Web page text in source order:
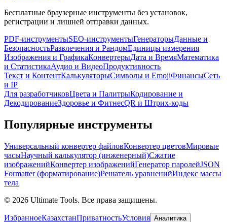
Бесплатные браузерные инструменты без установок,
регистрации и лишней отправки данных.
PDF-инструментыSEO-инструментыГенераторыДанные и
БезопасностьРазвлечения и РандомЕдиницы измерения
Изображения и ГрафикаКонвертерыДата и ВремяМатематика
и СтатистикаАудио и ВидеоПродуктивность
Текст и КонтентКалькуляторыСимволы и EmojiФинансыСеть
и IP
Для разработчиковЦвета и ПалитрыКодирование и
ДекодированиеЗдоровье и ФитнесQR и Штрих-коды
Популярные инструменты
Универсальный конвертер файловКонвертер цветовМировые
часыНаучный калькулятор (инженерный)Сжатие
изображенийКонвертер изображенийГенератор паролейJSON
Formatter (форматирование)Решатель уравненийИндекс массы
тела
© 2026 Ultimate Tools. Все права защищены.
ИзбранноеКазахстанПриватностьУсловия Аналитика